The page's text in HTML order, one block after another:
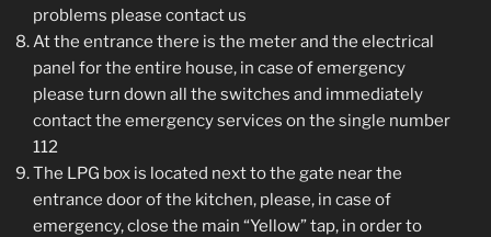
problems please contact us
At the entrance there is the meter and the electrical
panel for the entire house, in case of emergency
please turn down all the switches and immediately
contact the emergency services on the single number
112
The LPG box is located next to the gate near the
entrance door of the kitchen, please, in case of
emergency, close the main “Yellow” tap, in order to